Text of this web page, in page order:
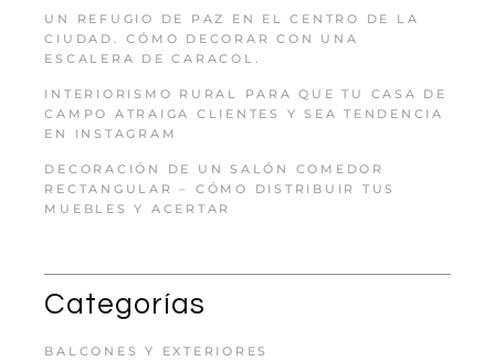
UN REFUGIO DE PAZ EN EL CENTRO DE LA
CIUDAD. CÓMO DECORAR CON UNA
ESCALERA DE CARACOL.
INTERIORISMO RURAL PARA QUE TU CASA DE
CAMPO ATRAIGA CLIENTES Y SEA TENDENCIA
EN INSTAGRAM
DECORACIÓN DE UN SALÓN COMEDOR
RECTANGULAR – CÓMO DISTRIBUIR TUS
MUEBLES Y ACERTAR
Categorías
BALCONES Y EXTERIORES